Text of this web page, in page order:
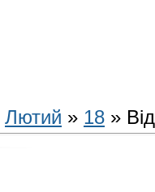
Лютий » 18 »